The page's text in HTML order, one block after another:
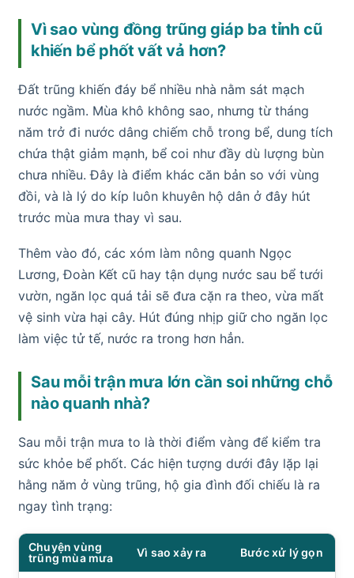
Vì sao vùng đồng trũng giáp ba tỉnh cũ
khiến bể phốt vất vả hơn?
Đất trũng khiến đáy bể nhiều nhà nằm sát mạch
nước ngầm. Mùa khô không sao, nhưng từ tháng
năm trở đi nước dâng chiếm chỗ trong bể, dung tích
chứa thật giảm mạnh, bể coi như đầy dù lượng bùn
chưa nhiều. Đây là điểm khác căn bản so với vùng
đồi, và là lý do kíp luôn khuyên hộ dân ở đây hút
trước mùa mưa thay vì sau.
Thêm vào đó, các xóm làm nông quanh Ngọc
Lương, Đoàn Kết cũ hay tận dụng nước sau bể tưới
vườn, ngăn lọc quá tải sẽ đưa cặn ra theo, vừa mất
vệ sinh vừa hại cây. Hút đúng nhịp giữ cho ngăn lọc
làm việc tử tế, nước ra trong hơn hẳn.
Sau mỗi trận mưa lớn cần soi những chỗ
nào quanh nhà?
Sau mỗi trận mưa to là thời điểm vàng để kiểm tra
sức khỏe bể phốt. Các hiện tượng dưới đây lặp lại
hằng năm ở vùng trũng, hộ gia đình đối chiếu là ra
ngay tình trạng:
Chuyện vùng
trũng mùa mưa
Vì sao xảy ra Bước xử lý gọn